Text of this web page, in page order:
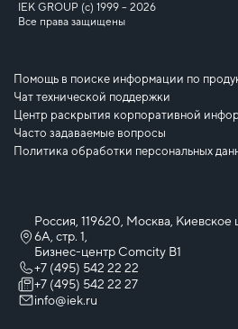
IEK GROUP (c) 1999 – 2026
Все права защищены
Помощь в поиске информации по
Чат технической поддержки
Центр раскрытия корпоративной
Часто задаваемые вопросы
Политика обработки персональных
Россия, 119620, Москва, Киевское
6А, стр. 1,
Бизнес-центр Comcity B1
+7 (495) 542 22 22
+7 (495) 542 22 27
info@iek.ru